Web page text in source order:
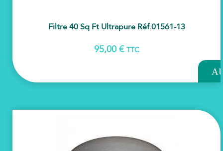
Filtre 40 Sq Ft Ultrapure Réf.01561-13
95,00 € TTC